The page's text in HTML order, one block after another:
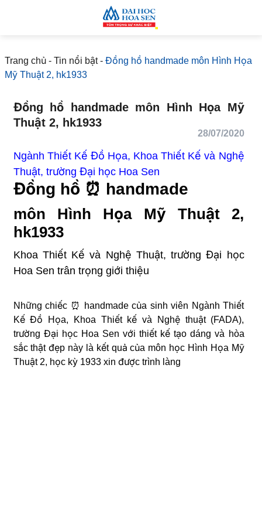
Trang chủ-Tin nổi bật-Đồng hồ handmade môn Hình
Họa Mỹ Thuật 2, hk1933
Đồng hồ handmade môn Hình Họa Mỹ
Thuật 2, hk1933
28/07/2020
Ngành Thiết Kế Đồ Họa, Khoa Thiết Kế và
Nghệ Thuật, trường Đại học Hoa Sen
Đồng hồ ⏰ handmade
môn Hình Họa Mỹ Thuật 2,
hk1933
Khoa Thiết Kế và Nghệ Thuật, trường Đại học
Hoa Sen trân trọng giới thiệu
Những chiếc ⏰ handmade của sinh viên Ngành
Thiết Kế Đồ Họa, Khoa Thiết kế và Nghệ thuật
(FADA), trường Đại học Hoa Sen với thiết kế tạo
dáng và hòa sắc thật đẹp này là kết quả của môn
học Hình Họa Mỹ Thuật 2, học kỳ 1933 xin được